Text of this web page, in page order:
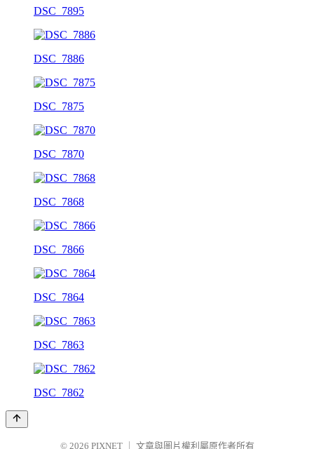
DSC_7895
DSC_7886
DSC_7875
DSC_7870
DSC_7868
DSC_7866
DSC_7864
DSC_7863
DSC_7862
© 2026 PIXNET 文章與圖片權利屬原作者所有